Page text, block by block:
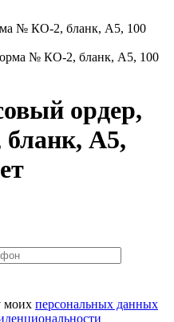
№ КО-2, бланк, А5, 100
ордер,
А5,
моих персональных данных